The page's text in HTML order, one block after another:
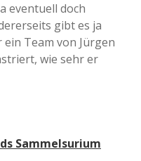
eventuell doch
gibt es ja
Team von Jürgen
wie sehr er
Sammelsurium